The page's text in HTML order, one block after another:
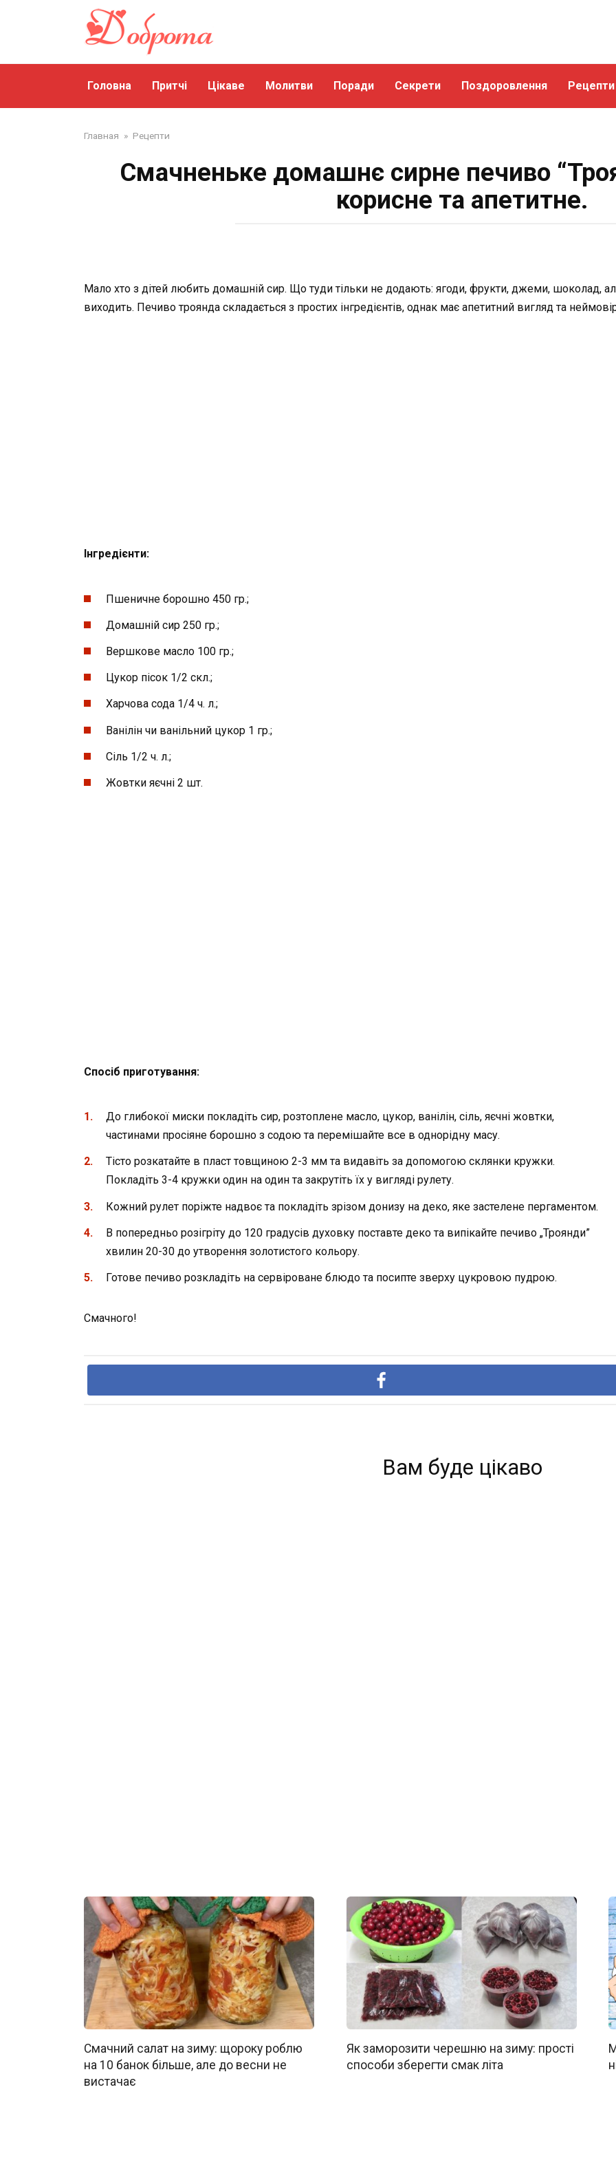
Головна Притчі Цікаве Молитви Поради Секрети Поздоровлення Рецепти
Главная » Рецепти
Смачненьке домашнє сирне печиво
корисне та апетитне.
Мало хто з дітей любить домашній сир. Що туди тільки не додають: ягоди, фрукти, джеми, шоколад,
виходить. Печиво троянда складається з простих інгредієнтів, однак має апетитний вигляд та
Інгредієнти:
Пшеничне борошно 450 гр.;
Домашній сир 250 гр.;
Вершкове масло 100 гр.;
Цукор пісок 1/2 скл.;
Харчова сода 1/4 ч. л.;
Ванілін чи ванільний цукор 1 гр.;
Сіль 1/2 ч. л.;
Жовтки яєчні 2 шт.
Спосіб приготування:
До глибокої миски покладіть сир, розтоплене масло, цукор, ванілін, сіль, яєчні жовтки,
частинами просіяне борошно з содою та перемішайте все в однорідну масу.
Тісто розкатайте в пласт товщиною 2-3 мм та видавіть за допомогою склянки кружки.
Покладіть 3-4 кружки один на один та закрутіть їх у вигляді рулету.
Кожний рулет поріжте надвоє та покладіть зрізом донизу на деко, яке застелене пергаментом.
В попередньо розігріту до 120 градусів духовку поставте деко та випікайте печиво „Троянди”
хвилин 20-30 до утворення золотистого кольору.
Готове печиво розкладіть на сервіроване блюдо та посипте зверху цукровою пудрою.
Смачного!
Вам буде цікаво
Смачний салат на зиму: щороку роблю
на 10 банок більше, але до весни не
вистачає
Як заморозити черешню на зиму: прості
способи зберегти смак літа